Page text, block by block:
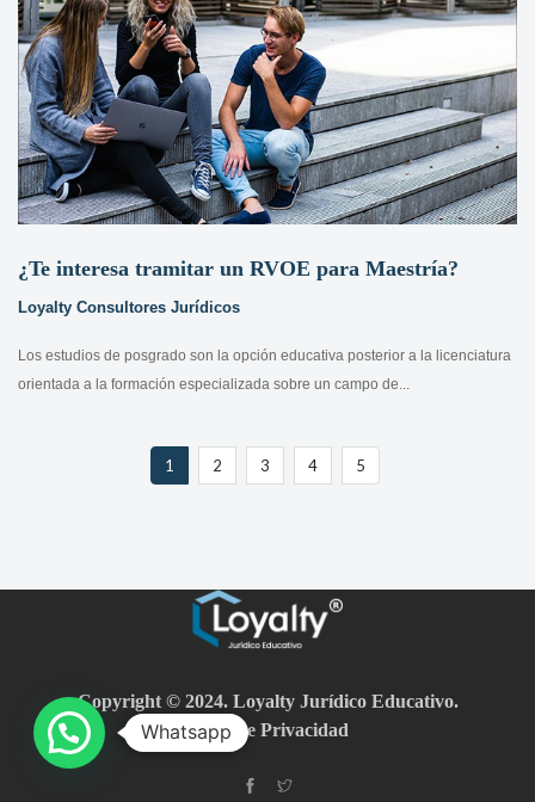
¿Te interesa tramitar un RVOE para Maestría?
Loyalty Consultores Jurídicos
Los estudios de posgrado son la opción educativa posterior a la licenciatura
orientada a la formación especializada sobre un campo de...
1 2 3 4 5
Copyright © 2024. Loyalty Jurídico Educativo.
Aviso de Privacidad
Whatsapp